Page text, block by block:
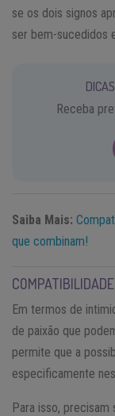
se os dois signos
ser bem-sucedidos
Receba
Saiba Mais:
que combinam!
Em termos de
de paixão que
permite que a
especificamente
Para isso,